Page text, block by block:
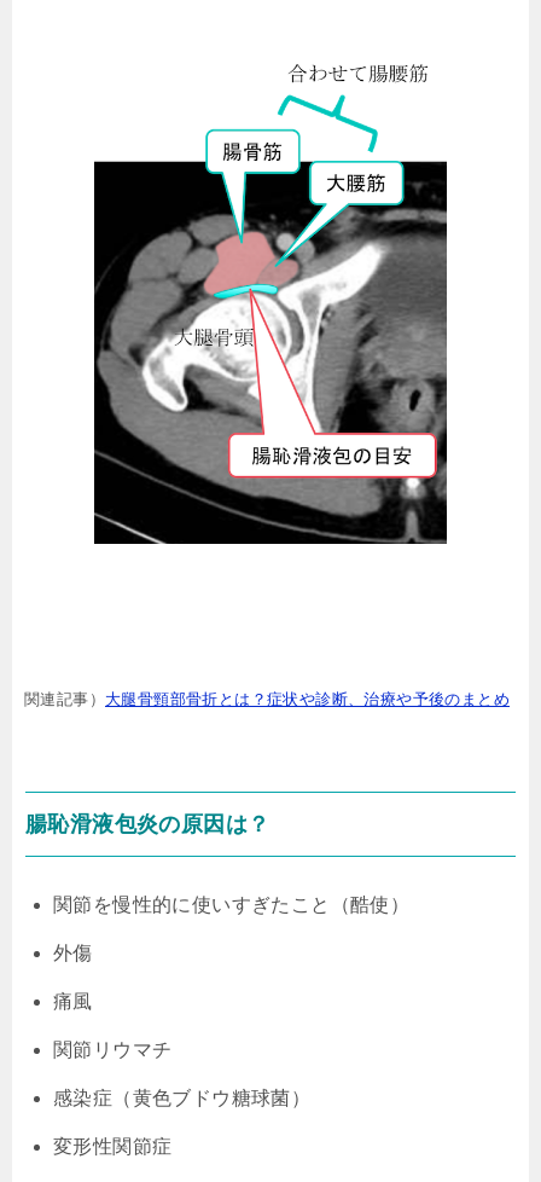
関連記事） 大腿骨頸部骨折とは？症状や診断、治療や予後のまとめ
腸恥滑液包炎の原因は？
関節を慢性的に使いすぎたこと（酷使）
外傷
痛風
関節リウマチ
感染症（黄色ブドウ糖球菌）
変形性関節症